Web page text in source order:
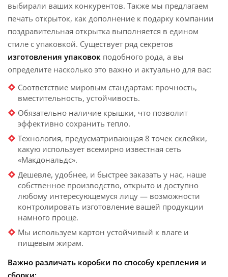
выбирали ваших конкурентов. Также мы предлагаем
печать открыток, как дополнение к подарку компании
поздравительная открытка выполняется в едином
стиле с упаковкой. Существует ряд секретов
изготовления упаковок подобного рода, а вы
определите насколько это важно и актуально для вас:
Соответствие мировым стандартам: прочность,
вместительность, устойчивость.
Обязательно наличие крышки, что позволит
эффективно сохранить тепло.
Технология, предусматривающая 8 точек склейки,
какую использует всемирно известная сеть
«Макдональдс».
Дешевле, удобнее, и быстрее заказать у нас, наше
собственное производство, открыто и доступно
любому интересующемуся лицу — возможности
контролировать изготовление вашей продукции
намного проще.
Мы используем картон устойчивый к влаге и
пищевым жирам.
Важно различать коробки по способу крепления и